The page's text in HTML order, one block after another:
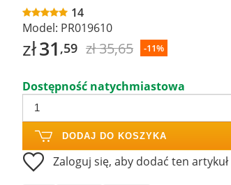
14
Model: PR019610
zł31 ,59 zł 35,65 -11%
Dostępność natychmiastowa
DODAJ DO KOSZYKA
Zaloguj się, aby dodać ten